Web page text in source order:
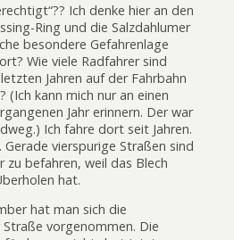
Ich denke hier an den
Ring und die Salzdahlumer
besondere Gefahrenlage
Wie viele Radfahrer sind
Jahren auf der Fahrbahn
(Ich kann mich nur an einen
Jahr erinnern. Der war
Ich fahre dort seit Jahren.
Gerade vierspurige Straßen sind
zu befahren, weil das Blech
hat.
hat man sich die
Straße vorgenommen. Die